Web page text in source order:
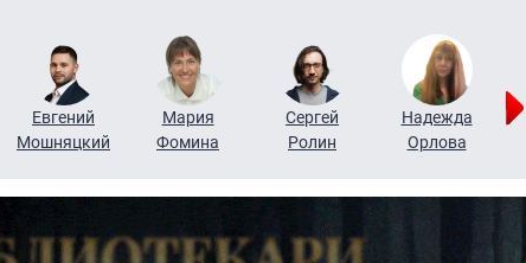
Евгений
Мошняцкий
Мария
Фомина
Сергей
Ролин
Надежда
Орлова